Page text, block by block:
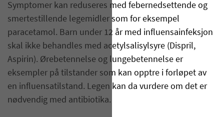
Symptomer kan reduseres med febernedsettende og
smertestillende legemidler som for eksempel
paracetamol. Barn under 12 år med influensainfeksjon
skal ikke behandles med acetylsalisylsyre (Dispril,
Aspirin). Ørebetennelse og lungebetennelse er
eksempler på tilstander som kan opptre i forløpet av
en influensatilstand. Legen kan da vurdere om det er
nødvendig med antibiotika.